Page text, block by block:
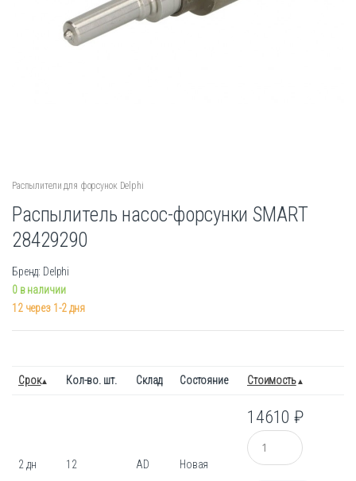
Распылители для форсунок Delphi
Распылитель насос-форсунки SMART
28429290
Бренд: Delphi
0 в наличии
12 через 1-2 дня
Срок Кол-во. шт. Склад Состояние Стоимость
2 дн 12 AD Новая
14610₽
Количество